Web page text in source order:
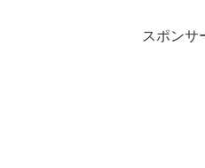
スポンサ